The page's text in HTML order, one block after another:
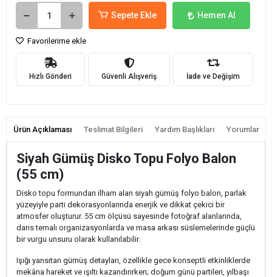
Sepete Ekle Hemen Al
Favorilerime ekle
Hızlı Gönderi Güvenli Alışveriş İade ve Değişim
Ürün Açıklaması Teslimat Bilgileri Yardım Başlıkları Yorumlar
Siyah Gümüş Disko Topu Folyo Balon
(55 cm)
Disko topu formundan ilham alan siyah gümüş folyo balon, parlak
yüzeyiyle parti dekorasyonlarında enerjik ve dikkat çekici bir
atmosfer oluşturur. 55 cm ölçüsü sayesinde fotoğraf alanlarında,
dans temalı organizasyonlarda ve masa arkası süslemelerinde güçlü
bir vurgu unsuru olarak kullanılabilir.
Işığı yansıtan gümüş detayları, özellikle gece konseptli etkinliklerde
mekâna hareket ve ışıltı kazandırırken; doğum günü partileri, yılbaşı